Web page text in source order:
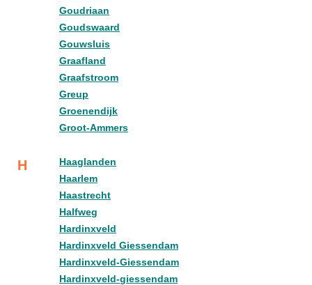
Goudriaan
Goudswaard
Gouwsluis
Graafland
Graafstroom
Greup
Groenendijk
Groot-Ammers
H
Haaglanden
Haarlem
Haastrecht
Halfweg
Hardinxveld
Hardinxveld Giessendam
Hardinxveld-Giessendam
Hardinxveld-giessendam